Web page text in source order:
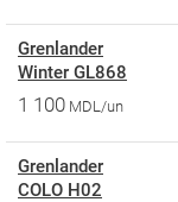
Grenlander
Winter GL868
1 100 MDL/un
Grenlander
COLO H02